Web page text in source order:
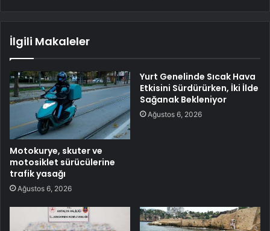
İlgili Makaleler
Motokurye, skuter ve
motosiklet sürücülerine
trafik yasağı
Ağustos 6, 2026
Yurt Genelinde Sıcak Hava
Etkisini Sürdürürken, İki İlde
Sağanak Bekleniyor
Ağustos 6, 2026